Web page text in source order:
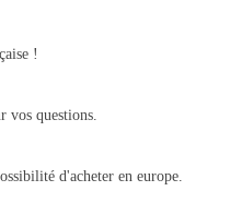
!
vos questions.
d'acheter en europe.